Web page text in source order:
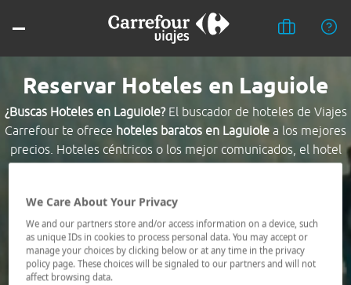
Reservar Hoteles en Laguiole
¿Buscas Hoteles en Laguiole?El buscador de hoteles de Viajes
Carrefour te ofrece hoteles baratos en Laguiole a los mejores
precios. Hoteles céntricos o los mejor comunicados, el hotel
que busques nosotros te lo encontramos al mejor precio.
Destino *
Fechas *
09/08/2026 - 10/08/2026
We Care About Your Privacy
We and our partners store and/or access information on a device, such
as unique IDs in cookies to process personal data. You may accept or
manage your choices by clicking below or at any time in the privacy
policy page. These choices will be signaled to our partners and will not
affect browsing data.